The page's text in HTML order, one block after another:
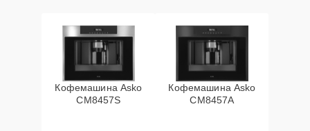
Кофемашина Asko
CM8457S
Кофемашина Asko
CM8457A